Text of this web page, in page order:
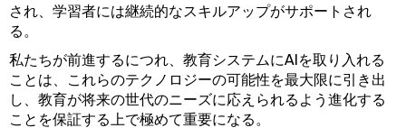
され、学習者には継続的なスキルアップがサポートされ
る。
私たちが前進するにつれ、教育システムにAIを取り入れる
ことは、これらのテクノロジーの可能性を最大限に引き出
し、教育が将来の世代のニーズに応えられるよう進化する
ことを保証する上で極めて重要になる。